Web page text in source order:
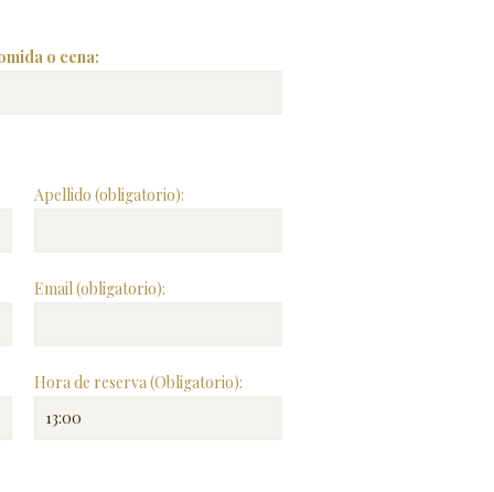
o cena:
Apellido (obligatorio):
Email (obligatorio):
Hora de reserva (Obligatorio):